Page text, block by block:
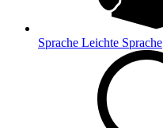
Sprache Leichte Sprache